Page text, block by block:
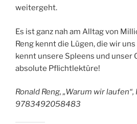
weitergeht.
Es ist ganz nah am Alltag von
Reng kennt die Lügen, die wir
kennt unsere Spleens und unser
absolute Pflichtlektüre!
Ronald Reng, „Warum wir laufen“,
9783492058483